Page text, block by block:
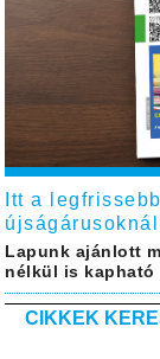
Itt a
Lapunk ajánlott
nélkül is kapható
CIKKEK